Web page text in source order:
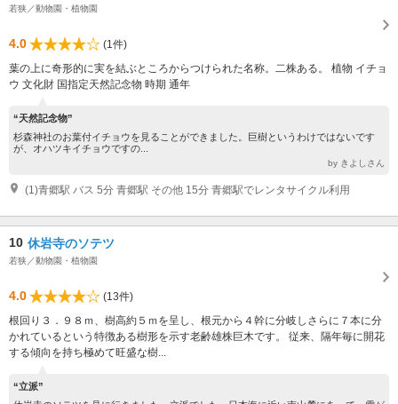
若狭／動物園・植物園
4.0
(1件)
葉の上に奇形的に実を結ぶところからつけられた名称。二株ある。 植物 イチョ
ウ 文化財 国指定天然記念物 時期 通年
“天然記念物”
杉森神社のお葉付イチョウを見ることができました。巨樹というわけではないです
が、オハツキイチョウですの...
by きよしさん
(1)青郷駅 バス 5分 青郷駅 その他 15分 青郷駅でレンタサイクル利用
10 休岩寺のソテツ
若狭／動物園・植物園
4.0
(13件)
根回り３．９８ｍ、樹高約５ｍを呈し、根元から４幹に分岐しさらに７本に分
かれているという特徴ある樹形を示す老齢雄株巨木です。 従来、隔年毎に開花
する傾向を持ち極めて旺盛な樹...
“立派”